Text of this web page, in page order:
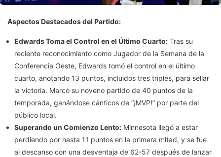
Aspectos Destacados del Partido:
Edwards Toma el Control en el Último Cuarto: Tras su
reciente reconocimiento como Jugador de la Semana de la
Conferencia Oeste, Edwards tomó el control en el último
cuarto, anotando 13 puntos, incluidos tres triples, para sellar
la victoria. Marcó su noveno partido de 40 puntos de la
temporada, ganándose cánticos de “¡MVP!” por parte del
público local.
Superando un Comienzo Lento: Minnesota llegó a estar
perdiendo por hasta 11 puntos en la primera mitad, y se fue
al descanso con una desventaja de 62-57 después de lanzar